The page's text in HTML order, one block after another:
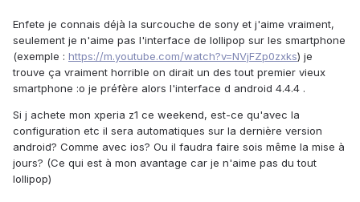
Enfete je connais déjà la surcouche de sony et j'aime vraiment,
seulement je n'aime pas l'interface de lollipop sur les smartphone
(exemple : https://m.youtube.com/watch?v=NVjFZp0zxks) je
trouve ça vraiment horrible on dirait un des tout premier vieux
smartphone :o je préfère alors l'interface d android 4.4.4 .
Si j achete mon xperia z1 ce weekend, est-ce qu'avec la
configuration etc il sera automatiques sur la dernière version
android? Comme avec ios? Ou il faudra faire sois même la mise à
jours? (Ce qui est à mon avantage car je n'aime pas du tout
lollipop)